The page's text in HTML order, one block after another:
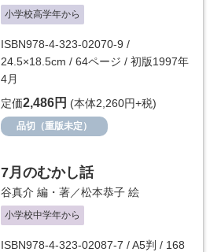
小学校高学年から
ISBN978-4-323-02070-9 /
24.5×18.5cm / 64ページ / 初版1997年
4月
定価2,486円 (本体2,260円+税)
品切（重版未定）
7月のむかし話
谷真介 編・著／松本恭子 絵
小学校中学年から
ISBN978-4-323-02087-7 / A5判 / 168